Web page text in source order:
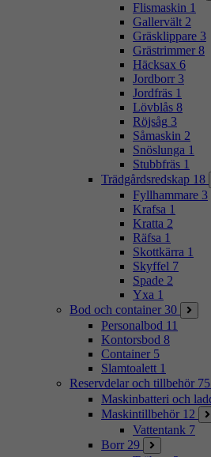
Flismaskin 1
Gallervält 2
Gräsklippare 3
Grästrimmer 8
Häcksax 6
Jordborr 3
Jordfräs 1
Lövblås 8
Röjsåg 3
Såmaskin 2
Snöslunga 1
Stubbfräs 1
Trädgårdsredskap 18
Fyllhammare 3
Krafsa 1
Kratta 2
Räfsa 1
Skottkärra 1
Skyffel 7
Spade 2
Yxa 1
Bod och container 30
Personalbod 11
Kontorsbod 8
Container 5
Slamtoalett 1
Reservdelar och tillbehör 75
Maskinbatteri och
Maskintillbehör 12
Vattentank 7
Borr 29